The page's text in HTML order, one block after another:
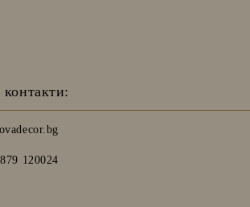
120024